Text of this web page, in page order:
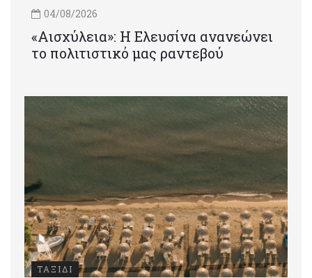
04/08/2026
«Αισχύλεια»: Η Ελευσίνα ανανεώνει
το πολιτιστικό μας ραντεβού
ΤΑΞΙΔΙ